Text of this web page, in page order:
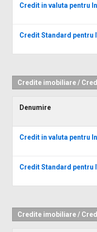
Credit in valuta pentru
Credit Standard pentru
Credite imobiliare/
Denumire
Credit in valuta pentru
Credit Standard pentru
Credite imobiliare/